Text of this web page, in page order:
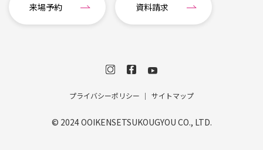
来場予約 資料請求
プライバシーポリシー サイトマップ
© 2024 OOIKENSETSUKOUGYOU CO., LTD.